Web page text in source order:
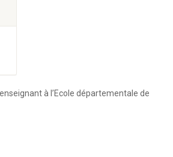
à l’Ecole départementale de